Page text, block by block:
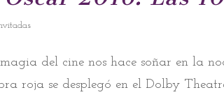
del cine nos hace soñar en la
roja se desplegó en el Dolby